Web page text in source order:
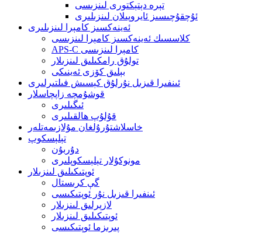
تېرە دېتېكتورى لىنزىسى
ئۇچقۇچىسىز ئايروپىلان لىنزىلىرى
ئەينەكسىز كامېرا لىنزىلىرى
كلاسسىك ئەينەكسىز كامېرا لىنزىسى
APS-C كامېرا لىنزىسى
تولۇق رامكىلىق لىنزىلار
بېلىق كۆزى ئەينىكى
ئىنفىرا قىزىل نۇرلۇق كېسىش فىلتىرلىرى
قوشۇمچە زاپچاسلار
ئىگىلىرى
قۇلۇپ ھالقىلىرى
خاسلاشتۇرۇلغان مۇلازىمەتلەر
تېلېسكوپ
دۇربۇن
مونوكۇلار تېلېسكوپلىرى
ئوپتىكىلىق لىنزىلار
گې كرىستال
ئىنفىرا قىزىل نۇر ئوپتىكىسى
لازېرلىق لىنزىلار
ئوپتىكىلىق لىنزىلار
پىرىزما ئوپتىكىسى